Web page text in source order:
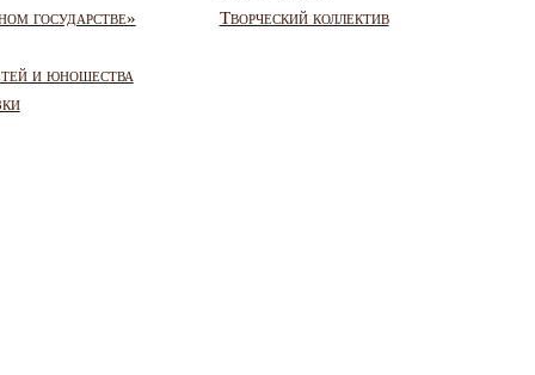
государстве»
и юношества
Творческий коллектив